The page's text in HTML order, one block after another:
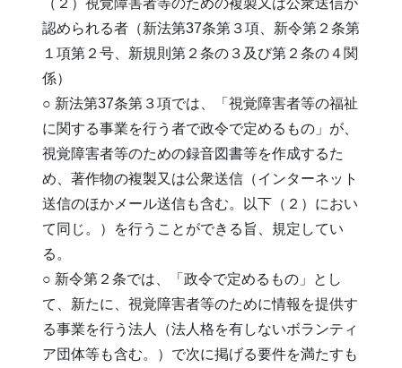
（２）視覚障害者等のための複製又は公衆送信が
認められる者（新法第37条第３項、新令第２条第
１項第２号、新規則第２条の３及び第２条の４関
係）
○ 新法第37条第３項では、「視覚障害者等の福祉
に関する事業を行う者で政令で定めるもの」が、
視覚障害者等のための録音図書等を作成するた
め、著作物の複製又は公衆送信（インターネット
送信のほかメール送信も含む。以下（２）におい
て同じ。）を行うことができる旨、規定してい
る。
○ 新令第２条では、「政令で定めるもの」とし
て、新たに、視覚障害者等のために情報を提供す
る事業を行う法人（法人格を有しないボランティ
ア団体等も含む。）で次に掲げる要件を満たすも